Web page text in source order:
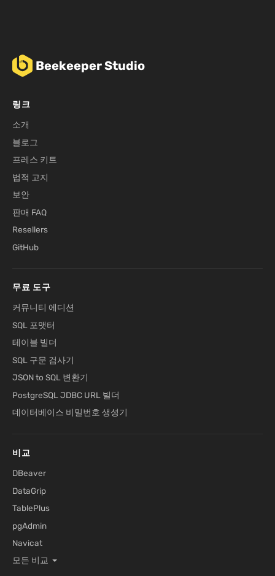
Beekeeper Studio
링크
소개
블로그
프레스 키트
법적 고지
보안
판매 FAQ
Resellers
GitHub
무료 도구
커뮤니티 에디션
SQL 포맷터
테이블 빌더
SQL 구문 검사기
JSON to SQL 변환기
PostgreSQL JDBC URL 빌더
데이터베이스 비밀번호 생성기
비교
DBeaver
DataGrip
TablePlus
pgAdmin
Navicat
모든 비교